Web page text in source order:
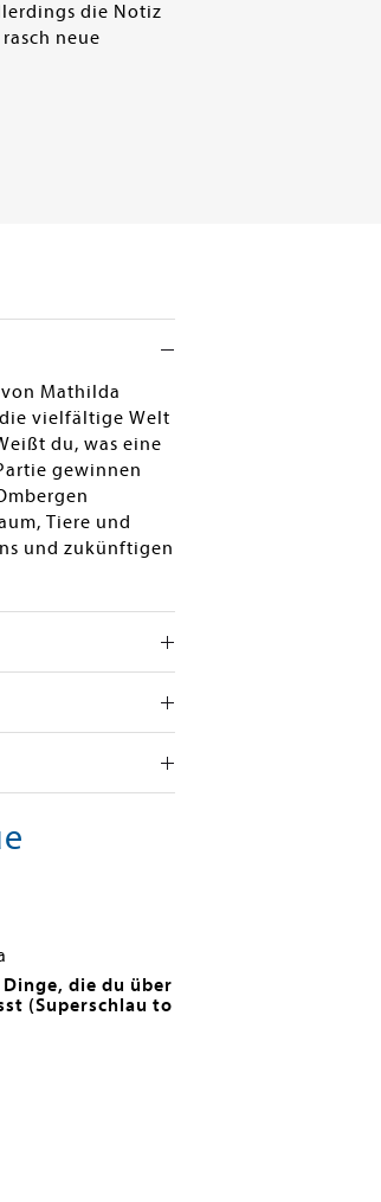
die Notiz
neue
Mathilda
vielfältige Welt
du, was eine
gewinnen
Tiere und
und zukünftigen
die du über
(Superschlau to